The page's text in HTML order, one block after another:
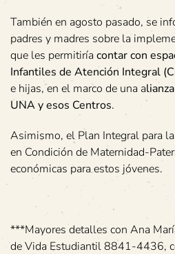
También en agosto pasado, se
padres y madres sobre la
que les permitiríacontar con
Infantiles de Atención Integral
e hijas, en el marco de una a
UNA y esos Centros.
Asimismo, el Plan Integral para
en Condición de Maternidad-
económicas para estos jóvenes.
***Mayores detalles con Ana
de Vida Estudiantil 8841-4436,